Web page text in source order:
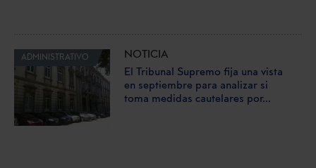
ADMINISTRATIVO
NOTICIA
El Tribunal Supremo fija una vista
en septiembre para analizar si
toma medidas cautelares por...